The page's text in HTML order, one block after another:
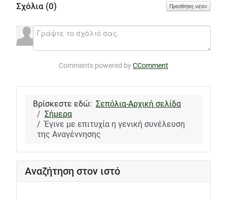
Αναζήτηση στον ιστό
Σχόλια (0) Προσθήκη νέου
Comments powered byCComment
Βρίσκεστε εδώ: Σεπόλια-Αρχική σελίδα
Σήμερα
Έγινε με επιτυχία η γενική συνέλευση
της Αναγέννησης